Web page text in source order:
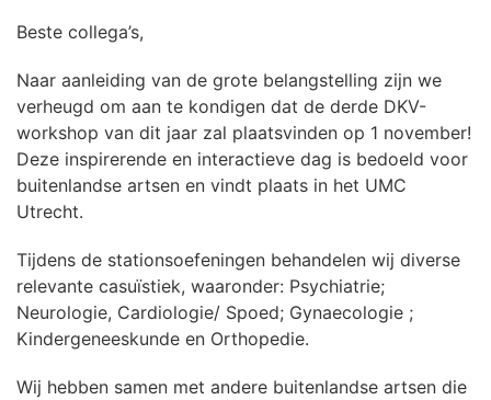
Beste collega’s,
Naar aanleiding van de grote belangstelling zijn we
verheugd om aan te kondigen dat de derde DKV-
workshop van dit jaar zal plaatsvinden op 1 november!
Deze inspirerende en interactieve dag is bedoeld voor
buitenlandse artsen en vindt plaats in het UMC
Utrecht.
Tijdens de stationsoefeningen behandelen wij diverse
relevante casuïstiek, waaronder: Psychiatrie;
Neurologie, Cardiologie/ Spoed; Gynaecologie ;
Kindergeneeskunde en Orthopedie.
Wij hebben samen met andere buitenlandse artsen die